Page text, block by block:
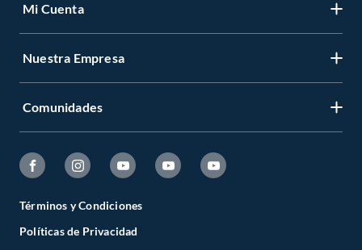
Mi Cuenta
Nuestra Empresa
Comunidades
Términos y Condiciones
Políticas de Privacidad